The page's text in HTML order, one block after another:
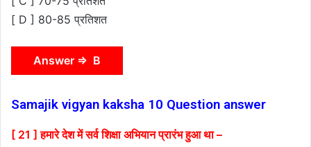
[ D ] 80-85 प्रतिशत
Answer ⇒ B
Samajik vigyan kaksha 10 Question answer
[ 21 ] हमारे देश में सर्व शिक्षा अभियान प्रारंभ हुआ था –